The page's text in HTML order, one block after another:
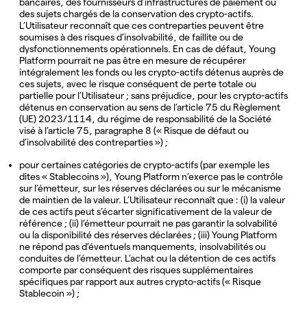
des sujets chargés de la conservation des crypto-actifs.
L’Utilisateur reconnaît que ces contreparties peuvent être
soumises à des risques d’insolvabilité, de faillite ou de
dysfonctionnements opérationnels. En cas de défaut, Young
Platform pourrait ne pas être en mesure de récupérer
intégralement les fonds ou les crypto-actifs détenus auprès de
ces sujets, avec le risque conséquent de perte totale ou
partielle pour l’Utilisateur ; sans préjudice, pour les crypto-actifs
détenus en conservation au sens de l’article 75 du Règlement
(UE) 2023/1114, du régime de responsabilité de la Société
visé à l’article 75, paragraphe 8 (« Risque de défaut ou
d’insolvabilité des contreparties ») ;
pour certaines catégories de crypto-actifs (par exemple les
dites « Stablecoins »), Young Platform n’exerce pas le contrôle
sur l’émetteur, sur les réserves déclarées ou sur le mécanisme
de maintien de la valeur. L’Utilisateur reconnaît que : (i) la valeur
de ces actifs peut s’écarter significativement de la valeur de
référence ; (ii) l’émetteur pourrait ne pas garantir la solvabilité
ou la disponibilité des réserves déclarées ; (iii) Young Platform
ne répond pas d’éventuels manquements, insolvabilités ou
conduites de l’émetteur. L’achat ou la détention de ces actifs
comporte par conséquent des risques supplémentaires
spécifiques par rapport aux autres crypto-actifs (« Risque
Stablecoin ») ;